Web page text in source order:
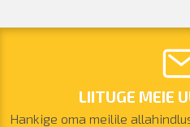
LIITUGE MEIE
Hankige oma meilile